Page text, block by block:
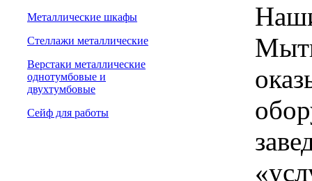
Металлические шкафы
Стеллажи металлические
Верстаки металлические
однотумбовые и
двухтумбовые
Сейф для работы